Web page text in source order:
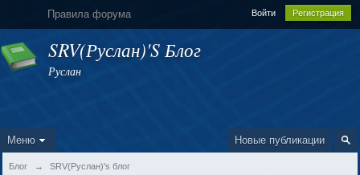
Правила форума Войти Регистрация
SRV(Руслан)'s Блог
Руслан
Новые публикации
Меню
Блог → SRV(Руслан)'s блог